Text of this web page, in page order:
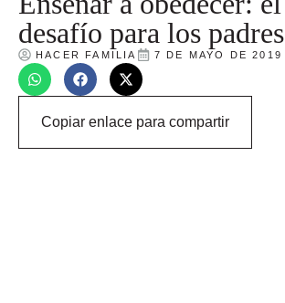
desafío para los padres
HACER FAMILIA 7 DE MAYO DE 2019
Copiar enlace para compartir